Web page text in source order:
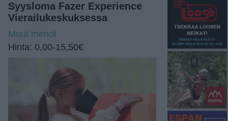
Syysloma Fazer Experience
Vierailukeskuksessa
Muut menot
Hinta: 0,00-15,50€